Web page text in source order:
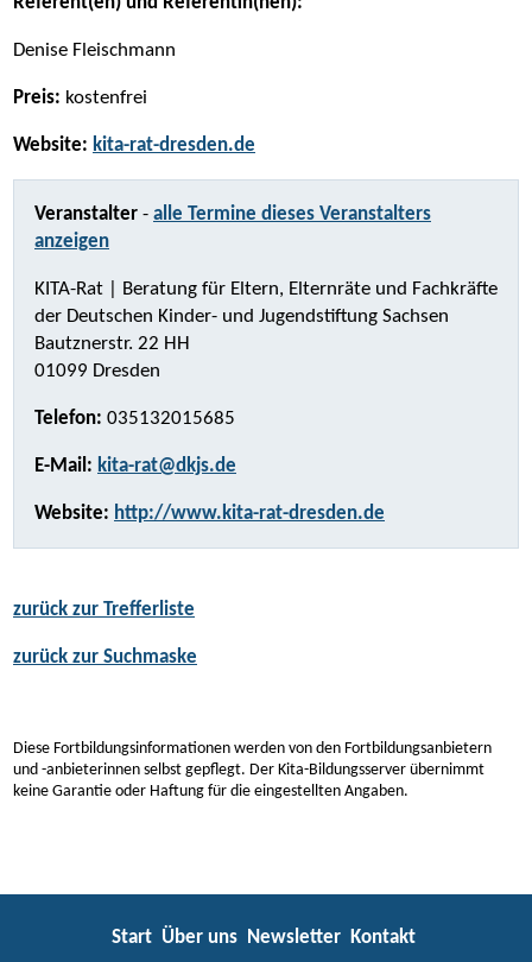
Denise Fleischmann
Preis: kostenfrei
Website: kita-rat-dresden.de
Veranstalter - alle Termine dieses Veranstalters
anzeigen
KITA-Rat | Beratung für Eltern, Elternräte und Fachkräfte
der Deutschen Kinder- und Jugendstiftung Sachsen
Bautznerstr. 22 HH
01099 Dresden
Telefon: 035132015685
E-Mail: kita-rat@dkjs.de
Website: http://www.kita-rat-dresden.de
zurück zur Trefferliste
zurück zur Suchmaske
Diese Fortbildungsinformationen werden von den Fortbildungsanbietern
und -anbieterinnen selbst gepflegt. Der Kita-Bildungsserver übernimmt
keine Garantie oder Haftung für die eingestellten Angaben.
Start Über uns Newsletter Kontakt